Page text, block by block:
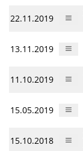
22.11.2019
13.11.2019
11.10.2019
15.05.2019
15.10.2018